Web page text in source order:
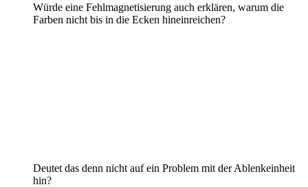
Würde eine Fehlmagnetisierung auch erklären, warum die
Farben nicht bis in die Ecken hineinreichen?
Deutet das denn nicht auf ein Problem mit der Ablenkeinheit
hin?